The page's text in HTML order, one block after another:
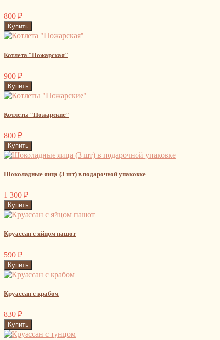
800 ₽
Котлета "Пожарская"
900 ₽
Котлеты "Пожарские"
800 ₽
Шоколадные яица (3 шт) в подарочной упаковке
1 300 ₽
Круассан с яйцом пашот
590 ₽
Круассан с крабом
830 ₽